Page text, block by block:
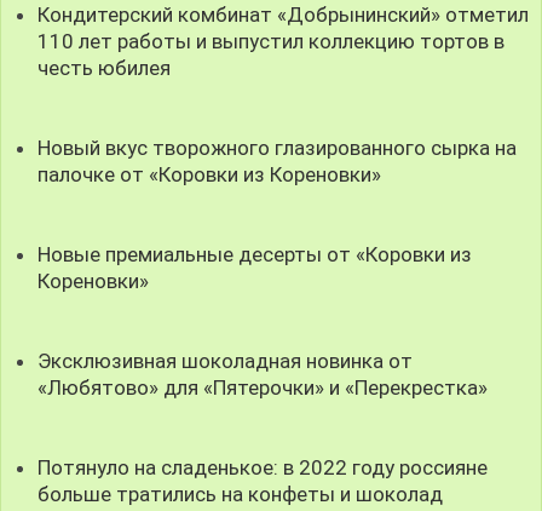
Кондитерский комбинат «Добрынинский» отметил
110 лет работы и выпустил коллекцию тортов в
честь юбилея
Новый вкус творожного глазированного сырка на
палочке от «Коровки из Кореновки»
Новые премиальные десерты от «Коровки из
Кореновки»
Эксклюзивная шоколадная новинка от
«Любятово» для «Пятерочки» и «Перекрестка»
Потянуло на сладенькое: в 2022 году россияне
больше тратились на конфеты и шоколад